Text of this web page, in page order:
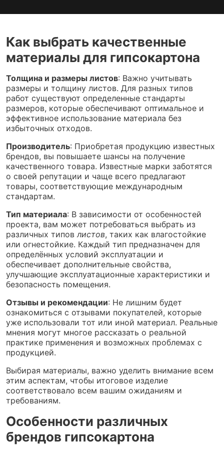
Как выбрать качественные
материалы для гипсокартона
Толщина и размеры листов: Важно учитывать
размеры и толщину листов. Для разных типов
работ существуют определенные стандарты
размеров, которые обеспечивают оптимальное и
эффективное использование материала без
избыточных отходов.
Производитель: Приобретая продукцию известных
брендов, вы повышаете шансы на получение
качественного товара. Известные марки заботятся
о своей репутации и чаще всего предлагают
товары, соответствующие международным
стандартам.
Тип материала: В зависимости от особенностей
проекта, вам может потребоваться выбрать из
различных типовлистов, таких как влагостойкие
или огнестойкие. Каждый тип предназначен для
определённых условий эксплуатации и
обеспечивает дополнительные свойства,
улучшающие эксплуатационные характеристики и
безопасность помещения.
Отзывы и рекомендации: Не лишним будет
ознакомиться с отзывами покупателей, которые
уже использовали тот или иной материал. Реальные
мнения могут многое рассказать о реальной
практике применения и возможных проблемах с
продукцией.
Выбирая материалы, важно уделить внимание всем
этим аспектам, чтобы итоговое изделие
соответствовало всем вашим ожиданиям и
требованиям.
Особенности различных
брендов гипсокартона